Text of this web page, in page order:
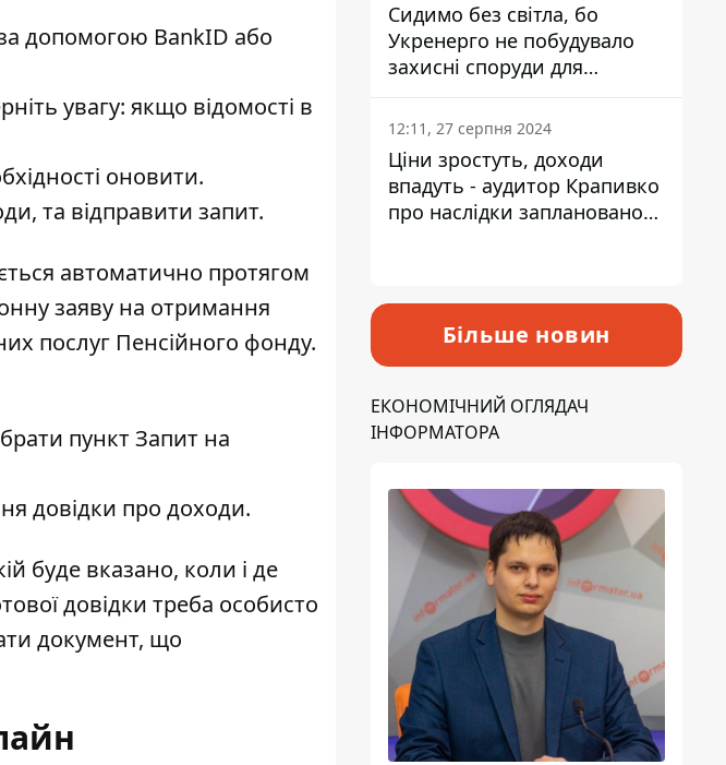
за допомогою BankID або
увагу: якщо відомості в
оновити.
та відправити запит.
автоматично протягом
заяву на отримання
послуг Пенсійного фонду.
пункт Запит на
довідки про доходи.
буде вказано, коли і де
довідки треба особисто
документ, що
Сидимо без світла, бо
Укренерго не побудувало
захисні споруди для
енергетики - нардеп
Кучеренко
12:11, 27 серпня 2024
Ціни зростуть, доходи
впадуть - аудитор Крапивко
про наслідки запланованого
Більше новин
ЕКОНОМІЧНИЙ ОГЛЯДАЧ
ІНФОРМАТОРА